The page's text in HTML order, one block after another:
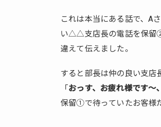
た。
1.3.
相手
を保
まま
5分
以上
これは本当にある話で、A
い△△支店長の電話を保留
違えて伝えました。
すると部長は仲の良い支店
「 おっす、お疲れ様です～
保留①で待っていたお客様